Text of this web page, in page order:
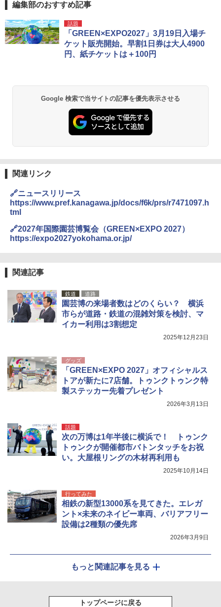
[キャンパーズコレクション 山善] ポップアッ
プテント 傘みたいに広げて畳める パッとサ
ッとサンシェード キューブ フルクローズ メ
ッシュ 簡単設置 ワンタッチテント キャンプ
&ハイキング カーキ PATC-150(KH)
ENDLESS BASE 《めざましテレビで紹介》
テント ワンタッチ RENEW 幅200 2-3人用 43
500002(88859)
￥5,999
ーチ ピクニック ポップアップテント 携帯 簡
易 トイレテント (オリーブ)
[キャンパーズコレクション 山善] 傘みたいに
￥9,990
[キャンパーズコレクション 山善] 傘みたいに
広げるだけ パッとサッとテント キューブワ
イド ブラックコーティング フルクローズ メ
ATCW-150B エクルベージュ
￥-
DEWEL パラソル 大型 ビーチ アウトドアパ
ラソル ガーデン サイトシート付 折りたたみ
防水 UVカット 4段階高さ調整 軽量 収納袋付
き
026リニューアル 急速冷凍 空間倍増 衛生的
コンパクト 保冷力長持ち
￥2,980
【日本企業販売】超強力クマ対策スプレー 30
0ml（連続噴射30秒）110ml（連続噴射15
秒）射程5～10m 安全ロック搭載 携帯収納袋
￥3,680
ポインターライト 強力 小型 緑色/赤色/青紫色
可能 安全ロック付き 高安全性 金属製耐久 コ
ア/オフィス/教育現場/展示会用 緑
￥1,180
編集部のおすすめ記事
話題
「GREEN×EXPO2027」3月19日入場チ
ケット販売開始。早割1日券は大人4900
円、紙チケットは＋100円
Google 検索で当サイトの記事を優先表示させる
関連リンク
🔗ニュースリリース
https://www.pref.kanagawa.jp/docs/f6k/prs/r7471097.h
tml
🔗2027年国際園芸博覧会（GREEN×EXPO 2027）
https://expo2027yokohama.or.jp/
関連記事
鉄道 道路
園芸博の来場者数はどのくらい？ 横浜
市らが道路・鉄道の混雑対策を検討、マ
イカー利用は3割想定
2025年12月23日
グッズ
「GREEN×EXPO 2027」オフィシャルス
トアが新たに7店舗。トゥンクトゥンク特
製ステッカー先着プレゼント
2026年3月13日
話題
次の万博は1年半後に横浜で！ トゥンク
トゥンクが開催都市バトンタッチをお祝
い。大屋根リングの木材再利用も
2025年10月14日
行ってみた
相鉄の新型13000系を見てきた。エレガ
ント×未来のネイビー車両、バリアフリー
設備は2種類の優先席
2026年3月9日
もっと関連記事を見る
トップページに戻る